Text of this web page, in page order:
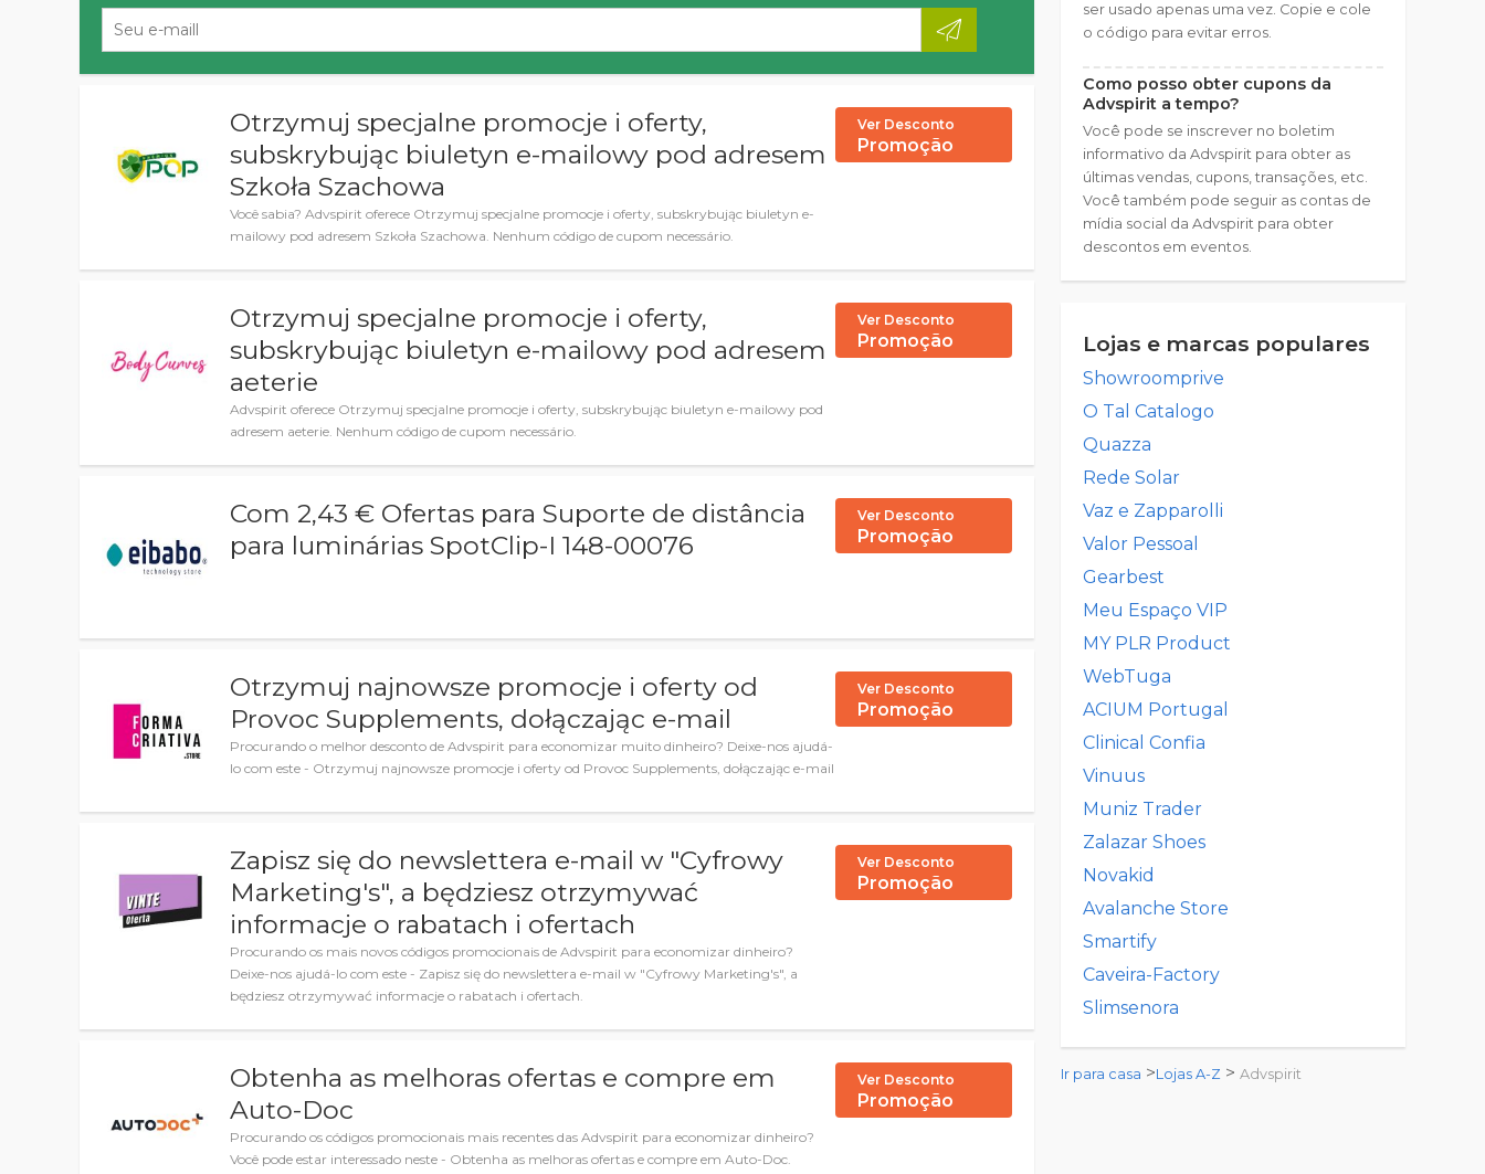
Otrzymuj specjalne promocje i oferty,
subskrybując biuletyn e-mailowy pod adresem
Szkoła Szachowa
Você sabia? Advspirit oferece Otrzymuj specjalne promocje i oferty, subskrybując biuletyn e-
mailowy pod adresem Szkoła Szachowa. Nenhum código de cupom necessário.
Ver Desconto
Promoção
Otrzymuj specjalne promocje i oferty,
subskrybując biuletyn e-mailowy pod adresem
aeterie
Advspirit oferece Otrzymuj specjalne promocje i oferty, subskrybując biuletyn e-mailowy pod
adresem aeterie. Nenhum código de cupom necessário.
Ver Desconto
Promoção
Com 2,43 € Ofertas para Suporte de distância
para luminárias SpotClip-I 148-00076
Ver Desconto
Promoção
Otrzymuj najnowsze promocje i oferty od
Provoc Supplements, dołączając e-mail
Procurando o melhor desconto de Advspirit para economizar muito dinheiro? Deixe-nos ajudá-
lo com este - Otrzymuj najnowsze promocje i oferty od Provoc Supplements, dołączając e-mail
Ver Desconto
Promoção
Zapisz się do newslettera e-mail w "Cyfrowy
Marketing's", a będziesz otrzymywać
informacje o rabatach i ofertach
Procurando os mais novos códigos promocionais de Advspirit para economizar dinheiro?
Deixe-nos ajudá-lo com este - Zapisz się do newslettera e-mail w "Cyfrowy Marketing's", a
będziesz otrzymywać informacje o rabatach i ofertach.
Ver Desconto
Promoção
Obtenha as melhoras ofertas e compre em
Auto-Doc
Procurando os códigos promocionais mais recentes das Advspirit para economizar dinheiro?
Você pode estar interessado neste - Obtenha as melhoras ofertas e compre em Auto-Doc.
Ver Desconto
Promoção
ser usado apenas uma vez. Copie e cole
o código para evitar erros.
Como posso obter cupons da
Advspirit a tempo?
Você pode se inscrever no boletim
informativo da Advspirit para obter as
últimas vendas, cupons, transações, etc.
Você também pode seguir as contas de
mídia social da Advspirit para obter
descontos em eventos.
Lojas e marcas populares
Showroomprive
O Tal Catalogo
Quazza
Rede Solar
Vaz e Zapparolli
Valor Pessoal
Gearbest
Meu Espaço VIP
MY PLR Product
WebTuga
ACIUM Portugal
Clinical Confia
Vinuus
Muniz Trader
Zalazar Shoes
Novakid
Avalanche Store
Smartify
Caveira-Factory
Slimsenora
Ir para casa >Lojas A-Z > Advspirit